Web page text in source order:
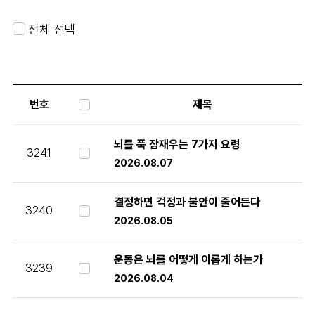
색전체 선택
번호 제목
3241
뇌를 푹 잠재우는 7가지 요령
2026.08.07
3240
결정하면 걱정과 불안이 줄어든다
2026.08.05
3239
운동은 뇌를 어떻게 이롭게 하는가
2026.08.04